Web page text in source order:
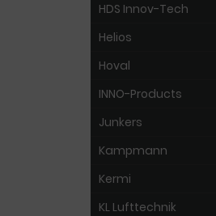
HDS Innov-Tech
Helios
Hoval
INNO-Products
Junkers
Kampmann
Kermi
KL Lufttechnik